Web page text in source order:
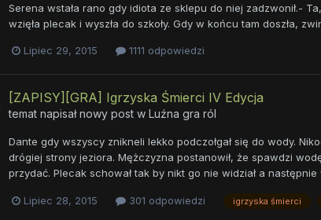
Serena wstała rano gdy idiota ze sklepu do niej zadzwonił.-
wzięła plecak i wyszła do szkoły. Gdy w końcu tam doszła,
Lipiec 29, 2015 1111 odpowiedzi
[ZAPISY][GRA] Igrzyska Śmierci IV Edycja
temat napisał nowy post w Luźna gra ról
Dante gdy wszyscy znikneli lekko podczołgał się do wody.
drógiej strony jeziora. Mężczyzna postanowił, że spawdzi
przydać. Plecak schował tak by nikt go nie widział a następnie
Lipiec 28, 2015 301 odpowiedzi igrzyska śmierci